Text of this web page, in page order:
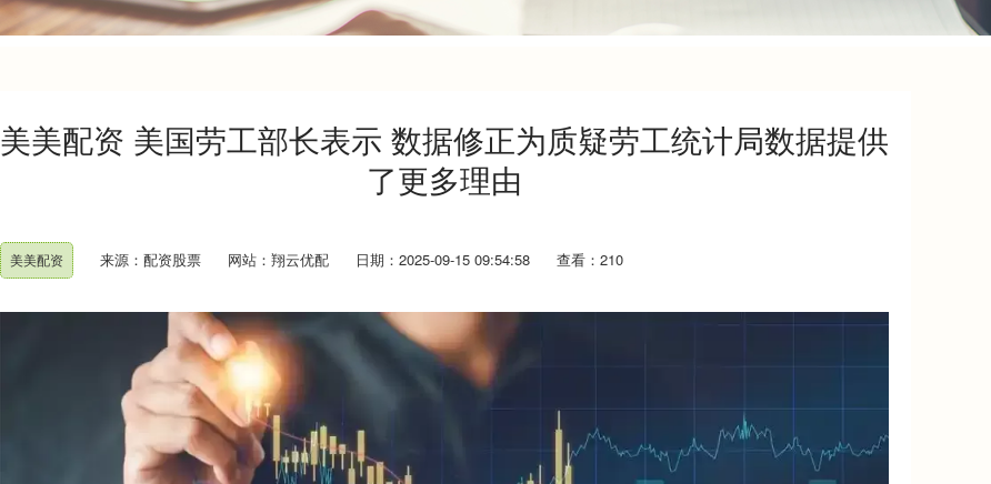
美美配资 美国劳工部长表示 数据修正为质疑劳工统计局数据提供
了更多理由
美美配资 来源：配资股票 网站：翔云优配 日期：2025-09-15 09:54:58 查看：210